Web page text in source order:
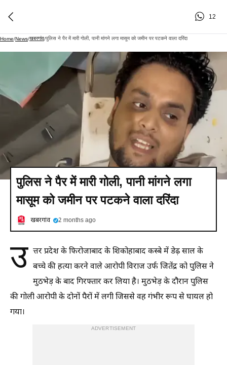
12
Home/News/खबरगांव/पुलिस ने पैर में मारी गोली, पानी मांगने लगा मासूम को जमीन पर पटकने वाला दरिंदा
पुलिस ने पैर में मारी गोली, पानी मांगने लगा
मासूम को जमीन पर पटकने वाला दरिंदा
खबरगांव 2 months ago
उ त्तर प्रदेश के फिरोजाबाद के शिकोहाबाद कस्बे में डेढ़ साल के
बच्चे की हत्या करने वाले आरोपी विराज उर्फ जितेंद्र को पुलिस ने
मुठभेड़ के बाद गिरफ्तार कर लिया है। मुठभेड़ के दौरान पुलिस
की गोली आरोपी के दोनों पैरों में लगी जिससे वह गंभीर रूप से घायल हो
गया।
ADVERTISEMENT